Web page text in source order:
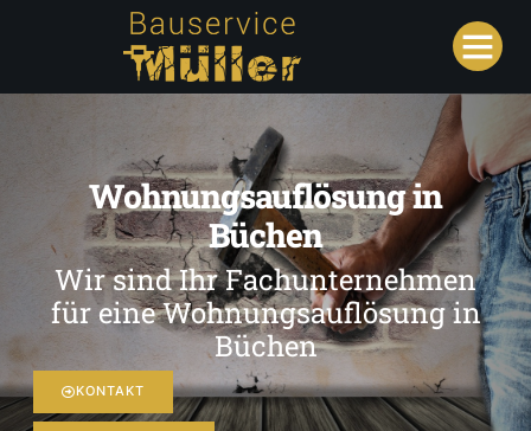
Wohnungsauflösung in
Büchen
Wir sind Ihr Fachunternehmen
für eine Wohnungsauflösung in
Büchen
KONTAKT